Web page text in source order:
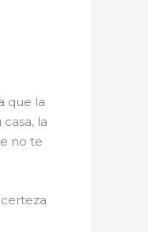
que la
la
no te